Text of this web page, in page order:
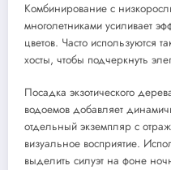
Комбинирование с
многолетниками усиливает
цветов. Часто используются
хосты, чтобы подчеркнуть
Посадка экзотического
водоемов добавляет
отдельный экземпляр с
визуальное восприятие.
выделить силуэт на фоне